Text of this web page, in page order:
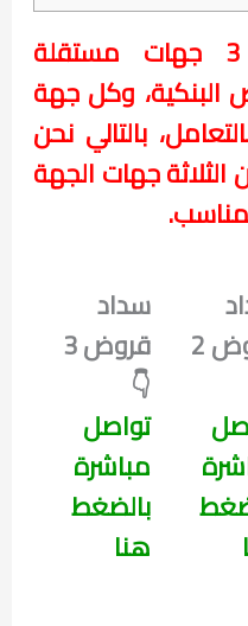
الموقع يحتوي على 3 جهات مستقلة
وكل جهة
بالتالي نحن
جهات الجهة
قروض 2
سداد
قروض 3
👇
تواصل
مباشرة
بالضغط
هنا